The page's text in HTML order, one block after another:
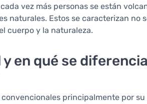
vez más personas se están
naturales. Estos se caracterizan no
cuerpo y la naturaleza.
en qué se
principalmente por su